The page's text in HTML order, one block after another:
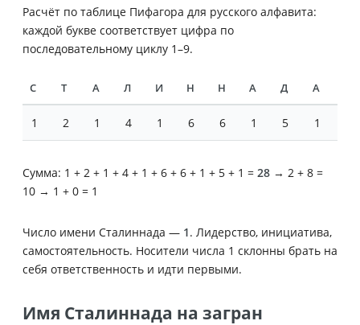
Расчёт по таблице Пифагора для русского алфавита:
каждой букве соответствует цифра по
последовательному циклу 1–9.
С Т А Л И Н Н А Д А
1 2 1 4 1 6 6 1 5 1
Сумма: 1 + 2 + 1 + 4 + 1 + 6 + 6 + 1 + 5 + 1 = 28 → 2 + 8 =
10 → 1 + 0 = 1
Число имени Сталиннада — 1. Лидерство, инициатива,
самостоятельность. Носители числа 1 склонны брать на
себя ответственность и идти первыми.
Имя Сталиннада на загран